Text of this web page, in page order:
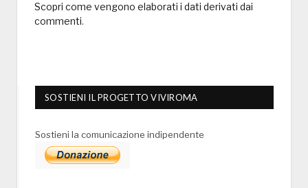
Scopri come vengono elaborati i dati derivati dai
commenti.
SOSTIENI IL PROGETTO VIVIROMA
Sostieni la comunicazione indipendente